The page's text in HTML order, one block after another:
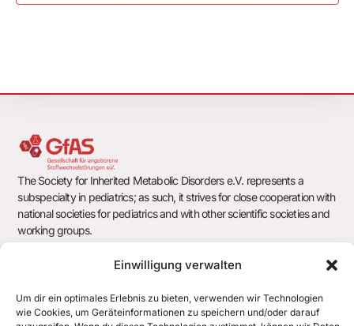
Einwilligung verwalten
Um dir ein optimales Erlebnis zu bieten, verwenden wir Technologien
wie Cookies, um Geräteinformationen zu speichern und/oder darauf
The Society for Inherited Metabolic Disorders e.V. represents a
subspecialty in pediatrics; as such, it strives for close cooperation with
national societies for pediatrics and with other scientific societies and
working groups.
Society for Inherited Metabolic Disorders e.V.
c/o Office of the German Society for Pediatrics and Adolescent